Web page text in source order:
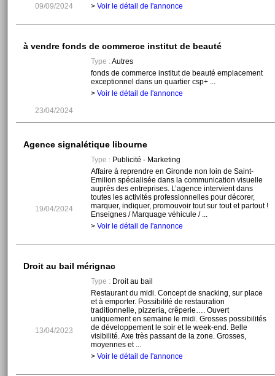
09/09/2024
> Voir le détail de l'annonce
à vendre fonds de commerce institut de beauté
23/04/2024
Type :Autres
fonds de commerce institut de beauté emplacement
exceptionnel dans un quartier csp+ ...
> Voir le détail de l'annonce
Agence signalétique libourne
19/04/2024
Type :Publicité - Marketing
Affaire à reprendre en Gironde non loin de Saint-
Emilion spécialisée dans la communication visuelle
auprès des entreprises. L’agence intervient dans
toutes les activités professionnelles pour décorer,
marquer, indiquer, promouvoir tout sur tout et partout !
Enseignes / Marquage véhicule / ...
> Voir le détail de l'annonce
Droit au bail mérignac
13/04/2023
Type :Droit au bail
Restaurant du midi. Concept de snacking, sur place
et à emporter. Possibilité de restauration
traditionnelle, pizzeria, crêperie…. Ouvert
uniquement en semaine le midi. Grosses possibilités
de développement le soir et le week-end. Belle
visibilité. Axe très passant de la zone. Grosses,
moyennes et ...
> Voir le détail de l'annonce